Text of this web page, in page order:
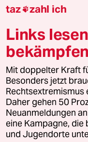
26.08.2015
Gute
die
N noevil
Nein,
taz zahl ich
Links
bekämpfen
Mit doppelter Kraft
Besonders jetzt
Rechtsextremismus
Daher gehen 50
Neuanmeldungen
eine Kampagne, die
und Jugendorte